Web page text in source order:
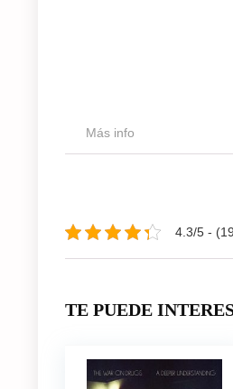
Más info
4.3/5 -
TE PUEDE